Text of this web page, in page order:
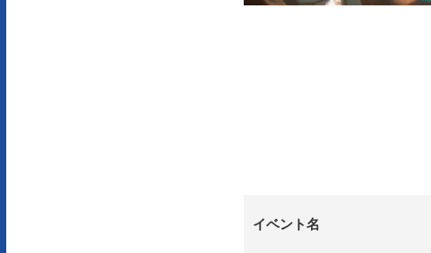
イベント名